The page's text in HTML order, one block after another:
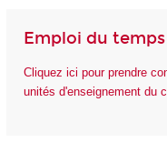
Emploi du temps
Cliquez ici pour prendre
unités d'enseignement du